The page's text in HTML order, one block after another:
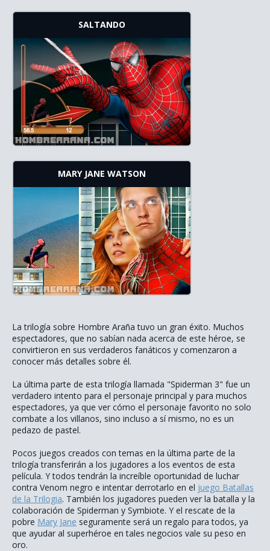
SALTANDO
MARY JANE WATSON
La trilogía sobre Hombre Araña tuvo un gran éxito. Muchos
espectadores, que no sabían nada acerca de este héroe, se
convirtieron en sus verdaderos fanáticos y comenzaron a
conocer más detalles sobre él.
La última parte de esta trilogía llamada "Spiderman 3" fue un
verdadero intento para el personaje principal y para muchos
espectadores, ya que ver cómo el personaje favorito no solo
combate a los villanos, sino incluso a sí mismo, no es un
pedazo de pastel.
Pocos juegos creados con temas en la última parte de la
trilogía transferirán a los jugadores a los eventos de esta
película. Y todos tendrán la increíble oportunidad de luchar
contra Venom negro e intentar derrotarlo en el juego Batallas
de la Trilogia. También los jugadores pueden ver la batalla y la
colaboración de Spiderman y Symbiote. Y el rescate de la
pobre Mary Jane seguramente será un regalo para todos, ya
que ayudar al superhéroe en tales negocios vale su peso en
oro.